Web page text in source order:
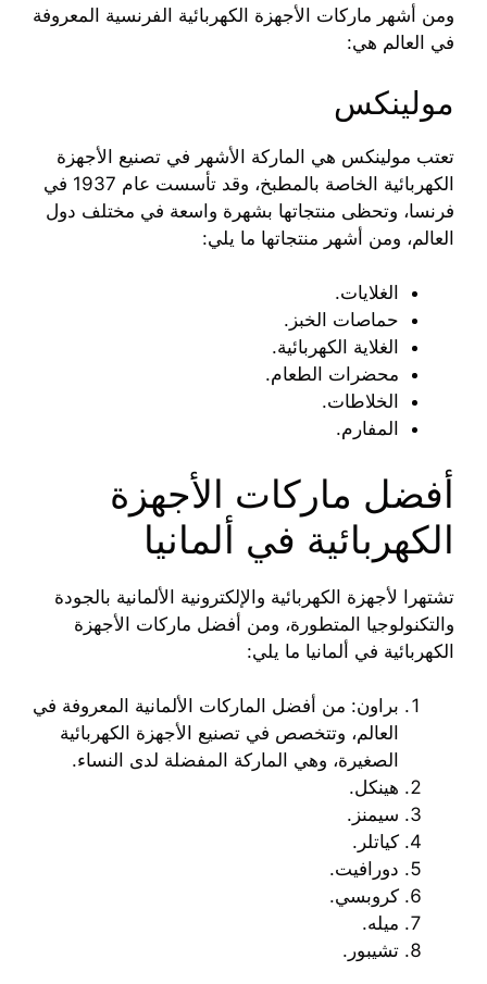
ومن أشهر ماركات الأجهزة الكهربائية الفرنسية المعروفة
في العالم هي:
مولينكس
تعتب مولينكس هي الماركة الأشهر في تصنيع الأجهزة
الكهربائية الخاصة بالمطبخ، وقد تأسست عام 1937 في
فرنسا، وتحظى منتجاتها بشهرة واسعة في مختلف دول
العالم، ومن أشهر منتجاتها ما يلي:
الغلايات.
حماصات الخبز.
الغلاية الكهربائية.
محضرات الطعام.
الخلاطات.
المفارم.
أفضل ماركات الأجهزة
الكهربائية في ألمانيا
تشتهرا لأجهزة الكهربائية والإلكترونية الألمانية بالجودة
والتكنولوجيا المتطورة، ومن أفضل ماركات الأجهزة
الكهربائية في ألمانيا ما يلي:
براون: من أفضل الماركات الألمانية المعروفة في
العالم، وتتخصص في تصنيع الأجهزة الكهربائية
الصغيرة، وهي الماركة المفضلة لدى النساء.
هينكل.
سيمنز.
كياتلر.
دورافيت.
كروبسي.
ميله.
تشيبور.